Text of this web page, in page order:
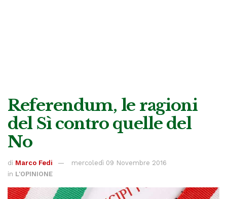
Referendum, le ragioni
del Sì contro quelle del
No
di Marco Fedi
mercoledì 09 Novembre 2016
in L'OPINIONE